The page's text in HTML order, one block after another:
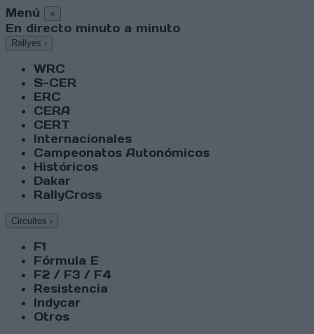
Menú ×
En directo minuto a minuto
Rallyes ›
WRC
S-CER
ERC
CERA
CERT
Internacionales
Campeonatos Autonómicos
Históricos
Dakar
RallyCross
Circuitos ›
F1
Fórmula E
F2 / F3 / F4
Resistencia
Indycar
Otros